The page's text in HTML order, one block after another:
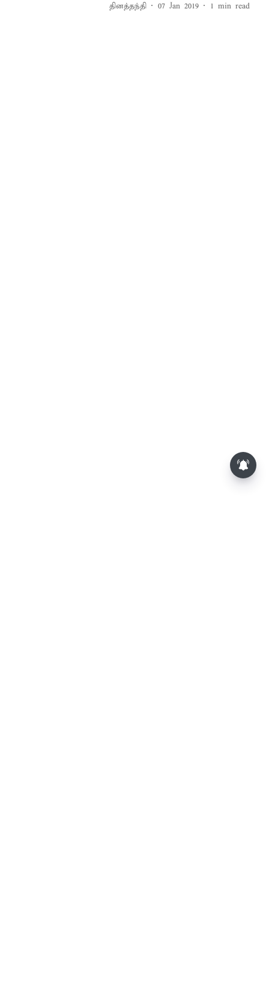
தினத்தந்தி 07 Jan 2019 1 min read